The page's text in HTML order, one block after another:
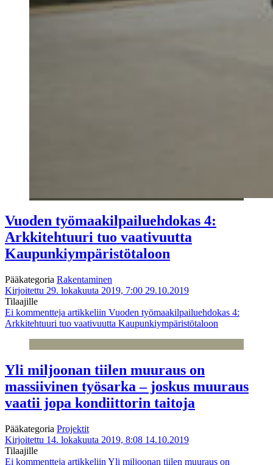
Vuoden työmaakilpailuehdokas 4:
Arkkitehtuuri tuo vaativuutta
Kaupunkiympäristötaloon
Pääkategoria Rakentaminen
Kirjoitettu 29. lokakuuta 2019, 7:00 29.10.2019
Tilaajille
Ei kommentteja artikkeliin Vuoden työmaakilpailuehdokas 4:
Arkkitehtuuri tuo vaativuutta Kaupunkiympäristötaloon
Yli miljoonan tiilen muuraus on
massiivinen työsarka – joskus muuraus
vaatii jopa kondiittorin taitoja
Pääkategoria Projektit
Kirjoitettu 14. lokakuuta 2019, 8:08 14.10.2019
Tilaajille
Ei kommentteja artikkeliin Yli miljoonan tiilen muuraus on